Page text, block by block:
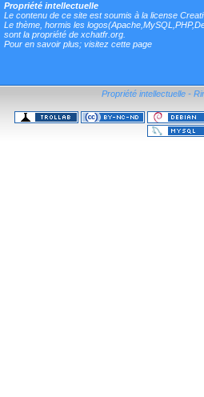
Propriété intellectuelle
Le contenu de ce site est soumis à la license
Le thème, hormis les
sont la propriété de xchatfr.org.
Pour en savoir plus; visitez cette page
Propriété intellectuelle-